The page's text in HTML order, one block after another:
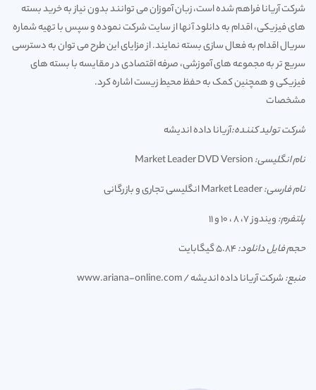
شرکت آریانا فراهم شده است، زبان آموزان می توانند بدون نیاز به خرید بسته
های فیزیکی، اقدام به دانلود آنها از سایت شرکت نموده و سپس با تهیه شماره
سریال اقدام به فعال سازی بسته نمایند. از مزایای این طرح می توان به دسترسی
سریع تر به مجموعه های آموزشی، صرفه اقتصادی در مقایسه با بسته های
فیزیکی و همچنین کمک به حفظ محیط زیست اشاره کرد.
مشخصات
شرکت تولید کننده:آریانا داده اندیشه
نام انگلیسی:
نام فارسی:
پلتفرم:ویندوز 7، 8 ، 10 و 11
حجم فایل دانلود:
منبع:شرکت آریانا داده اندیشه / www.ariana-online.com